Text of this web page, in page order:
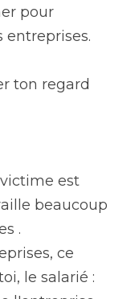
pour
entreprises.
ton regard
est
beaucoup
.
ce
le salarié :